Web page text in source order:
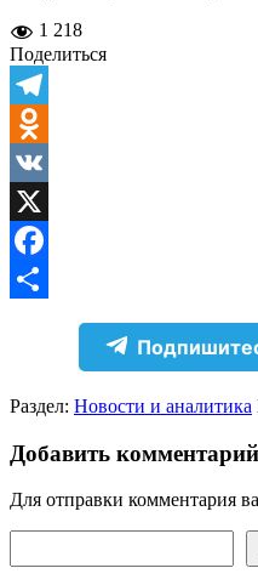
1 218
Поделиться
Telegram
Odnoklassniki
VK
X
Facebook
Раздел: Новости и аналитика
Добавить комментарий
Для отправки комментария